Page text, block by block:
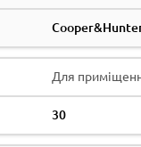
Для
30